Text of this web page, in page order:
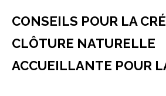
CONSEILS POUR LA
CLÔTURE NATURELLE
ACCUEILLANTE POUR